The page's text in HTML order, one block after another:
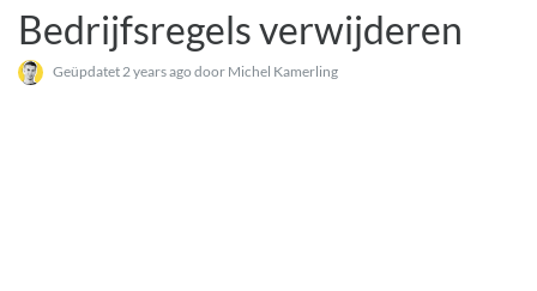
Bedrijfsregels verwijderen
Geüpdatet 2 years ago door Michel Kamerling